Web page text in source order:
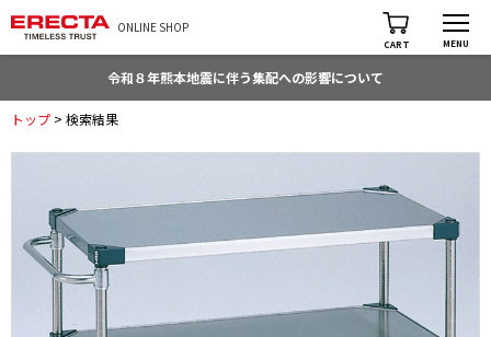
ONLINE SHOP
CART MENU
令和８年熊本地震に伴う集配への影響について
トップ > 検索結果